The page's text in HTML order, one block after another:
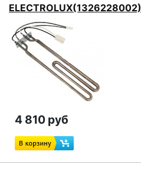
ELECTROLUX(1326228002)
4 810 руб